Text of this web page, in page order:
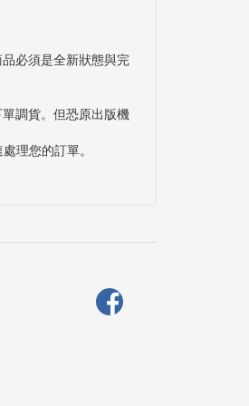
必須是全新狀態與完
調貨。但恐原出版機
理您的訂單。